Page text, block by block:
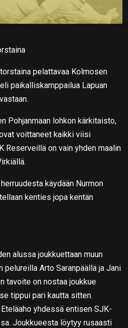
pelattavaa Kolmosen
paikalliskamppailua Lapuan
Pohjanmaan lohkon kärkitaisto,
voittaneet kaikki viisi
Reserveillä on vain yhden maalin
käydään Nurmon
kenties jopa kentän
alussa joukkuettaan muun
Arto Saranpäällä ja Jani
tavoite on nostaa joukkue
tippui pari kautta sitten.
yhdessä entisen SJK-
Joukkueesta löytyy rusaasti